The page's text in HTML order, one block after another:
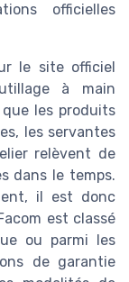
officielles
le site officiel
à main
les produits
les servantes
relèvent de
dans le temps.
il est donc
est classé
ou parmi les
de garantie